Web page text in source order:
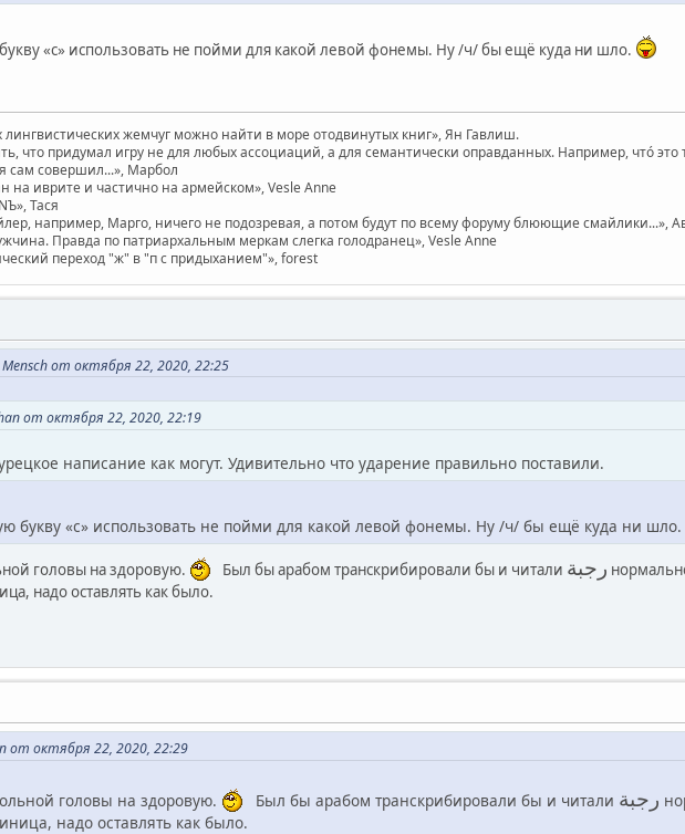
«c» использовать не пойми для какой левой фонемы. Ну /ч/ бы ещё куда ни шло.
лингвистических жемчуг можно найти в море отодвинутых книг», Ян Гавлиш.
что придумал игру не для любых ассоциаций, а для семантически оправданных. Например, чтó это
сам совершил...», Марбол
на иврите и частично на армейском», Vesle Anne
Тася
например, Марго, ничего не подозревая, а потом будут по всему форуму блюющие смайлики...»,
Правда по патриархальным меркам слегка голодранец», Vesle Anne
переход "ж" в "п с придыханием"», forest
от октября 22, 2020, 22:25
от октября 22, 2020, 22:19
написание как могут. Удивительно что ударение правильно поставили.
букву «c» использовать не пойми для какой левой фонемы. Ну /ч/ бы ещё куда ни шло.
головы на здоровую. Был бы арабом транскрибировали бы и читали رجبة
надо оставлять как было.
от октября 22, 2020, 22:29
головы на здоровую. Был бы арабом транскрибировали бы и читали رجبة
надо оставлять как было.